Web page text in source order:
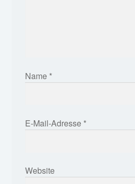
Name *
E-Mail-Adresse *
Website